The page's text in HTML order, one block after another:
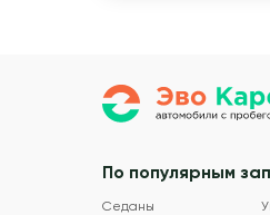
По популярным
Седаны